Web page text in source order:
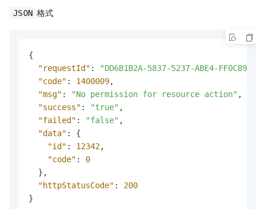
JSON 格式
{
"requestId" :
"DD6B1B2A-5837-5237-ABE4-
"code" : 1400009,
"msg" : "No permission for resource action" ,
"success" : "true" ,
"failed" : "false" ,
"data" :
{
"id" : 12342,
"code" :
0
} ,
"httpStatusCode" :
200
}